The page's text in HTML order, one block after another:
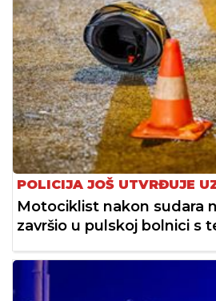
POLICIJA JOŠ UTVRĐUJE
Motociklist nakon sudara
završio u pulskoj bolnici s